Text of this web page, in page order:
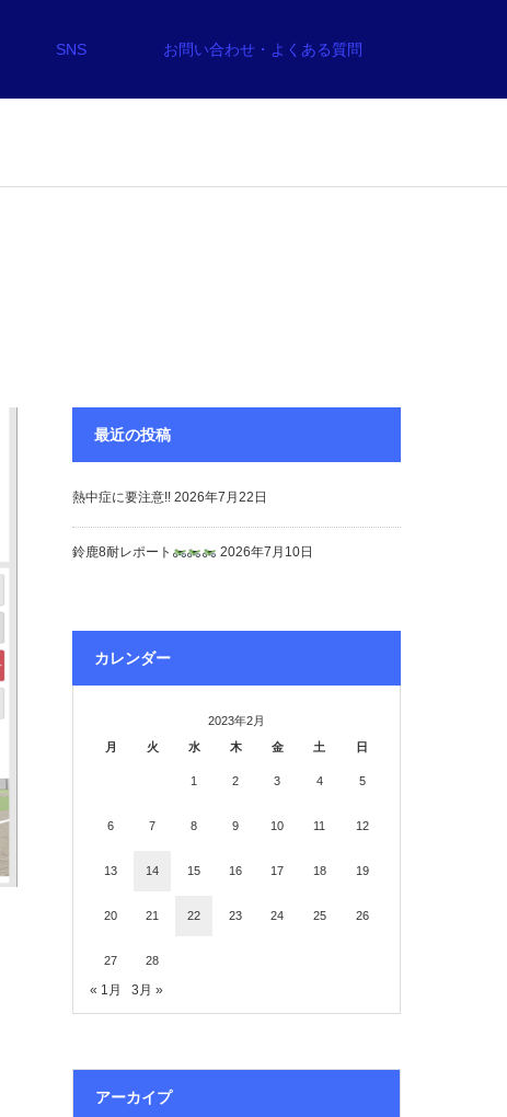
SNS お問い合わせ・よくある質問
最近の投稿
熱中症に要注意!! 2026年7月22日
鈴鹿8耐レポート 2026年7月10日
カレンダー
2023年2月
月
火 水 木 金 土 日
1 2 3 4 5
6 7 8 9 10 11 12
13 14 15 16 17 18 19
20 21 22 23 24 25 26
27 28
« 1月 3月 »
アーカイプ